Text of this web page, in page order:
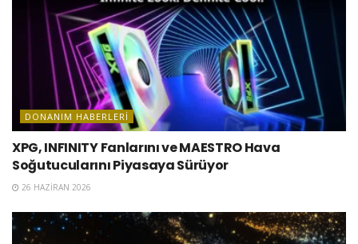
DONANIM HABERLERI
XPG, INFINITY Fanlarını ve MAESTRO Hava
Soğutucularını Piyasaya Sürüyor
26 HAZIRAN 2026